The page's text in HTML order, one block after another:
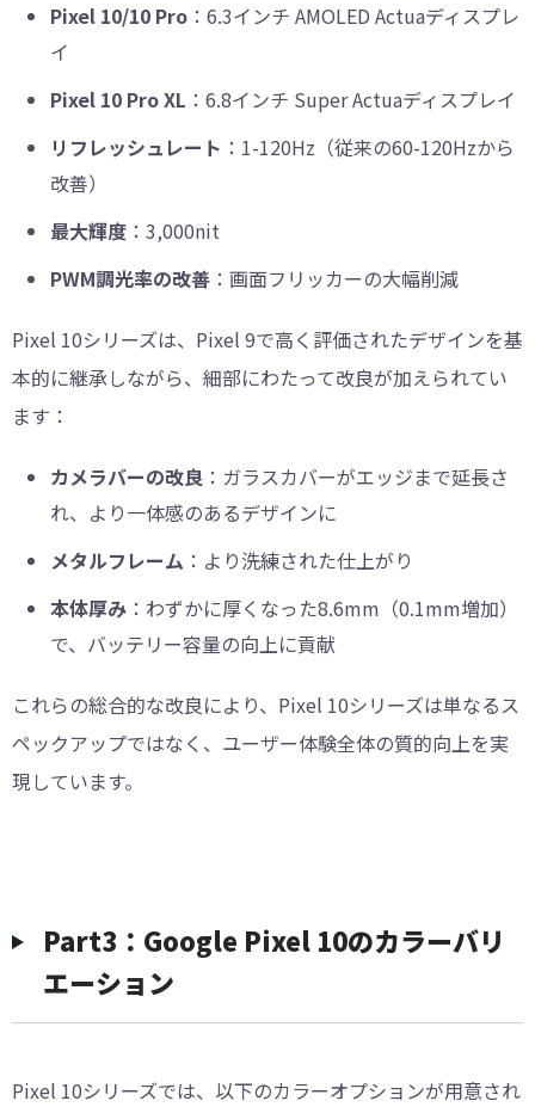
Pixel 10/10 Pro ：6.3インチ AMOLED Actuaディスプレ
イ
Pixel 10 Pro XL ：6.8インチ Super Actuaディスプレイ
リフレッシュレート ：1-120Hz（従来の60-120Hzから
改善）
最大輝度 ：3,000nit
PWM調光率の改善 ：画面フリッカーの大幅削減
Pixel 10シリーズは、Pixel 9で高く評価されたデザインを基
本的に継承しながら、細部にわたって改良が加えられてい
ます：
カメラバーの改良 ：ガラスカバーがエッジまで延長さ
れ、より一体感のあるデザインに
メタルフレーム ：より洗練された仕上がり
本体厚み ：わずかに厚くなった8.6mm（0.1mm増加）
で、バッテリー容量の向上に貢献
これらの総合的な改良により、Pixel 10シリーズは単なるス
ペックアップではなく、ユーザー体験全体の質的向上を実
現しています。
Part3：Google Pixel 10のカラーバリ
エーション
Pixel 10シリーズでは、以下のカラーオプションが用意され